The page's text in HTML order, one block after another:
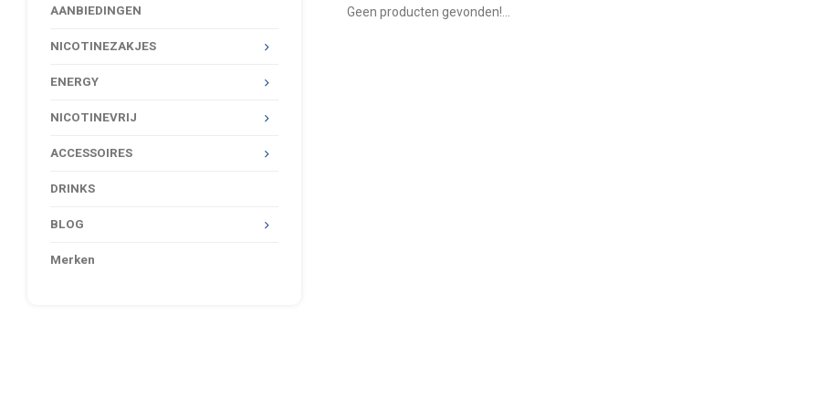
AANBIEDINGEN
NICOTINEZAKJES
ENERGY
NICOTINEVRIJ
ACCESSOIRES
DRINKS
BLOG
Merken
Geen producten gevonden!...